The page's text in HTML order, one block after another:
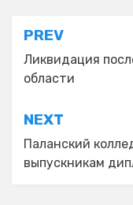
Навигация
по
записям
PREV
Ликвидация
области
NEXT
Паланский
выпускникам